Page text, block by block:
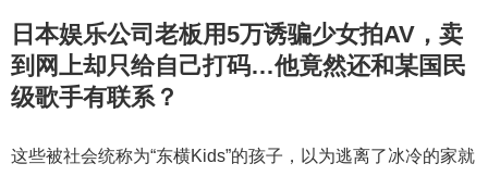
日本娱乐公司老板用5万诱骗少女拍AV，卖
到网上却只给自己打码…他竟然还和某国民
级歌手有联系？
这些被社会统称为“东横Kids”的孩子，以为逃离了冰冷的家就